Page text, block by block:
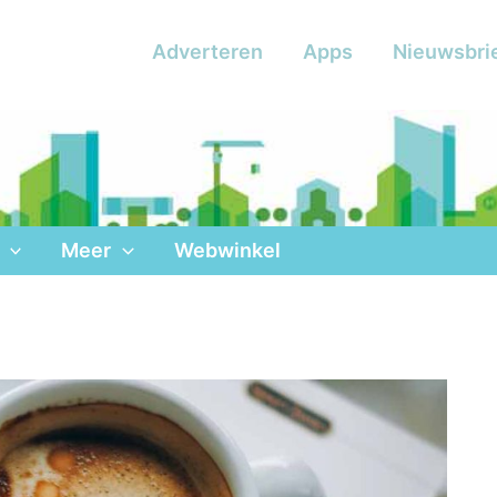
Adverteren Apps
Meer Webwinkel